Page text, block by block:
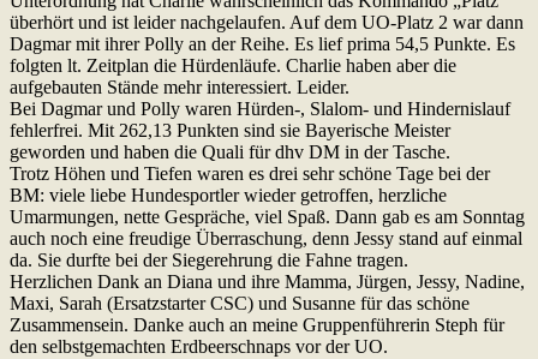
überhört und ist leider nachgelaufen. Auf dem UO-Platz 2 war dann
Dagmar mit ihrer Polly an der Reihe. Es lief prima 54,5 Punkte. Es
folgten lt. Zeitplan die Hürdenläufe. Charlie haben aber die
aufgebauten Stände mehr interessiert. Leider.
Bei Dagmar und Polly waren Hürden-, Slalom- und Hindernislauf
fehlerfrei. Mit 262,13 Punkten sind sie Bayerische Meister
geworden und haben die Quali für dhv DM in der Tasche.
Trotz Höhen und Tiefen waren es drei sehr schöne Tage bei der
BM: viele liebe Hundesportler wieder getroffen, herzliche
Umarmungen, nette Gespräche, viel Spaß. Dann gab es am Sonntag
auch noch eine freudige Überraschung, denn Jessy stand auf einmal
da. Sie durfte bei der Siegerehrung die Fahne tragen.
Herzlichen Dank an Diana und ihre Mamma, Jürgen, Jessy, Nadine,
Maxi, Sarah (Ersatzstarter CSC) und Susanne für das schöne
Zusammensein. Danke auch an meine Gruppenführerin Steph für
den selbstgemachten Erdbeerschnaps vor der UO.